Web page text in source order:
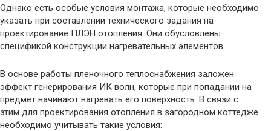
Однако есть особые условия монтажа, которые необходимо
указать при составлении технического задания на
проектирование ПЛЭН отопления. Они обусловлены
спецификой конструкции нагревательных элементов.
В основе работы пленочного теплоснабжения заложен
эффект генерирования ИК волн, которые при попадании на
предмет начинают нагревать его поверхность. В связи с
этим для проектирования отопления в загородном коттедже
необходимо учитывать такие условия: